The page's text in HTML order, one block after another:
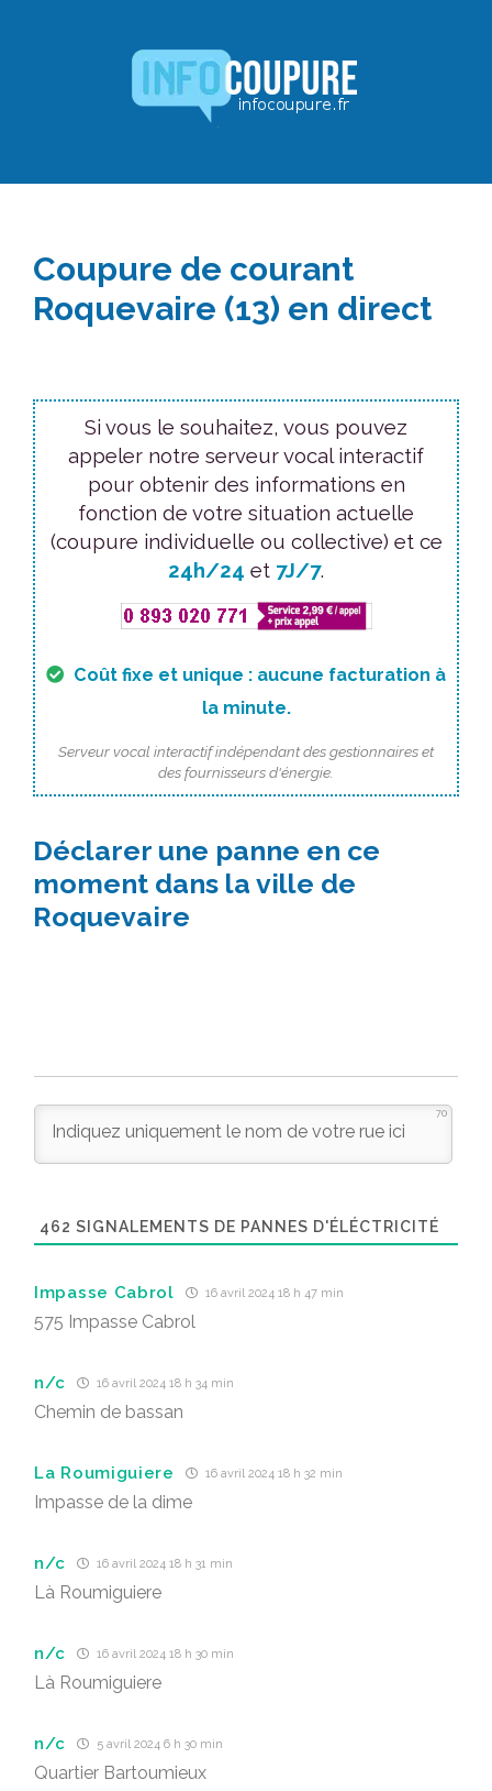
Coupure de courant
Roquevaire (13) en direct
Si vous le souhaitez, vous pouvez
appeler notre serveur vocal interactif
pour obtenir des informations en
fonction de votre situation actuelle
(coupure individuelle ou collective) et ce
24h/24 et 7J/7.
Coût fixe et unique : aucune facturation à
la minute.
Serveur vocal interactif indépendant des gestionnaires et
des fournisseurs d'énergie.
Déclarer une panne en ce
moment dans la ville de
Roquevaire
70
462 SIGNALEMENTS DE PANNES D'ÉLÉCTRICITÉ
Impasse Cabrol 16 avril 2024 18 h 47 min
575 Impasse Cabrol
n/c 16 avril 2024 18 h 34 min
Chemin de bassan
La Roumiguiere 16 avril 2024 18 h 32 min
Impasse de la dime
n/c 16 avril 2024 18 h 31 min
Là Roumiguiere
n/c 16 avril 2024 18 h 30 min
Là Roumiguiere
n/c 5 avril 2024 6 h 30 min
Quartier Bartoumieux